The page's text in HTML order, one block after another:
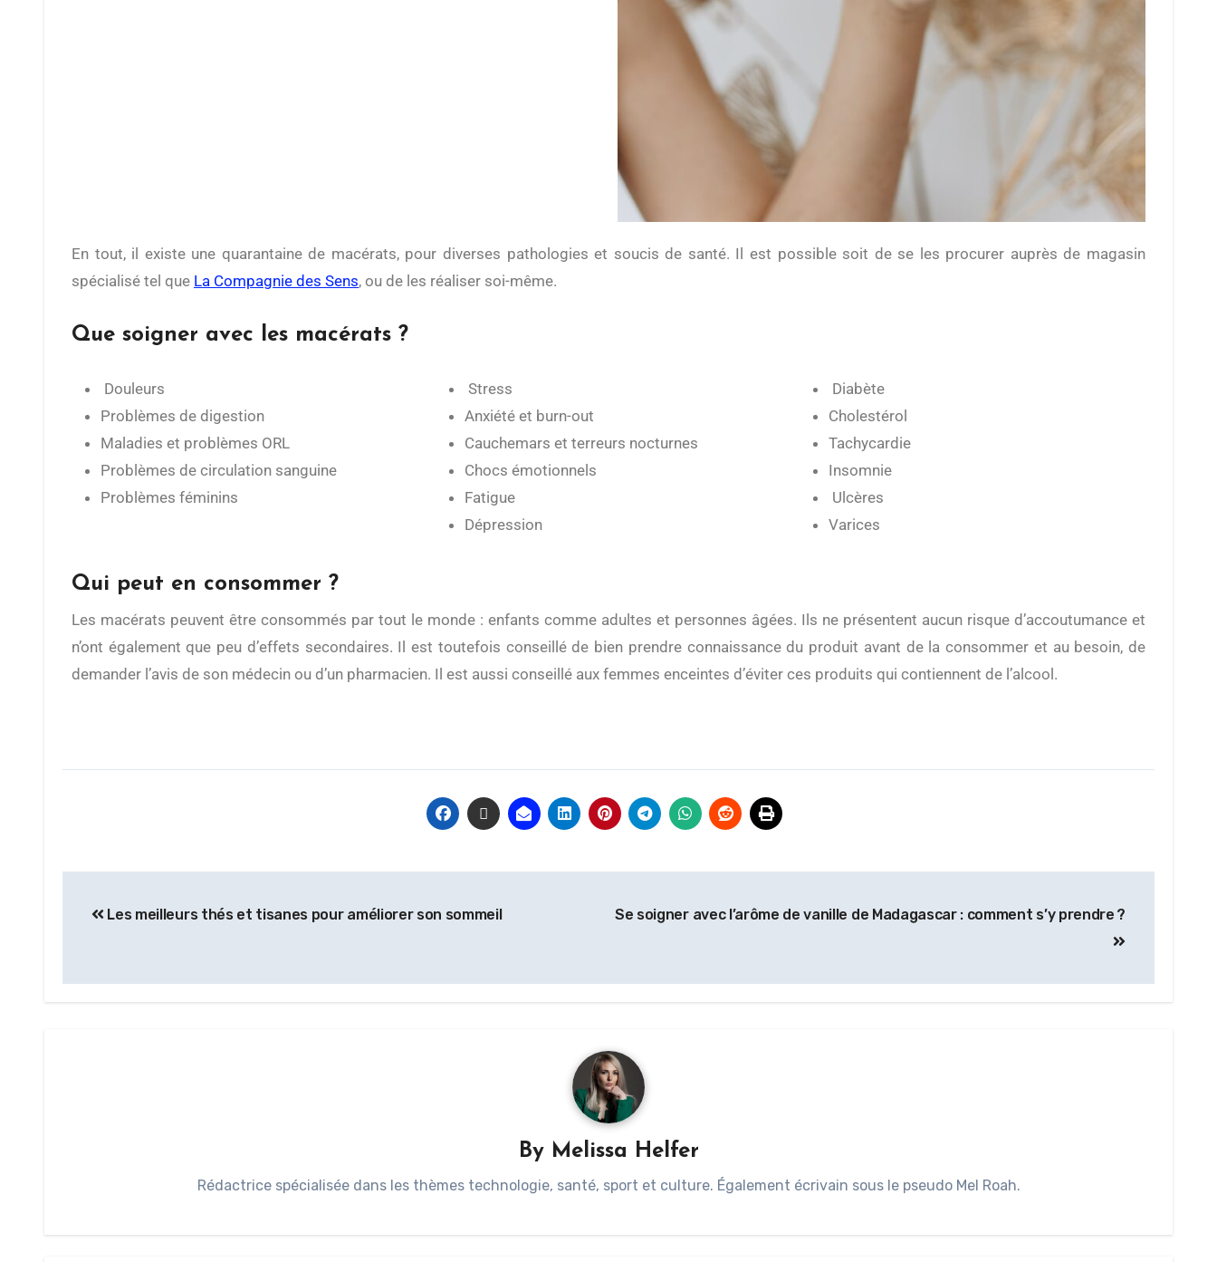
En tout, il existe une quarantaine de macérats, pour diverses pathologies et soucis de santé. Il est possible soit de se les procurer auprès de magasin
spécialisé tel que La Compagnie des Sens, ou de les réaliser soi-même.
Que soigner avec les macérats ?
Douleurs
Problèmes de digestion
Maladies et problèmes ORL
Problèmes de circulation sanguine
Problèmes féminins
Stress
Anxiété et burn-out
Cauchemars et terreurs nocturnes
Chocs émotionnels
Fatigue
Dépression
Diabète
Cholestérol
Tachycardie
Insomnie
Ulcères
Varices
Qui peut en consommer ?
Les macérats peuvent être consommés par tout le monde : enfants comme adultes et personnes âgées. Ils ne présentent aucun risque d’accoutumance et
n’ont également que peu d’effets secondaires. Il est toutefois conseillé de bien prendre connaissance du produit avant de la consommer et au besoin, de
demander l’avis de son médecin ou d’un pharmacien. Il est aussi conseillé aux femmes enceintes d’éviter ces produits qui contiennent de l’alcool.
Les meilleurs thés et tisanes pour améliorer son sommeil Se soigner avec l’arôme de vanille de Madagascar : comment s’y prendre ?
By Melissa Helfer
Rédactrice spécialisée dans les thèmes technologie, santé, sport et culture. Également écrivain sous le pseudo Mel Roah.